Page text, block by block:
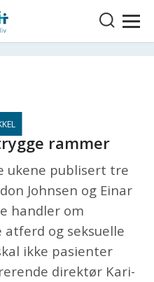
rammer
ukene publisert tre
Johnsen og Einar
handler om
atferd og seksuelle
ikke pasienter
direktør Kari-